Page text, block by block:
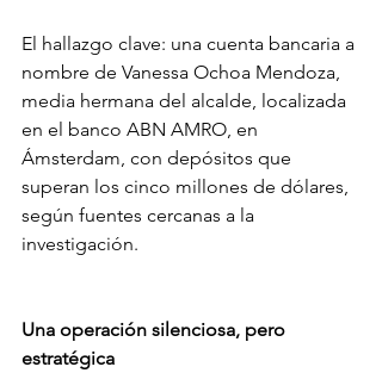
El hallazgo clave: una cuenta bancaria a
nombre de Vanessa Ochoa Mendoza,
media hermana del alcalde, localizada
en el banco ABN AMRO, en
Ámsterdam, con depósitos que
superan los cinco millones de dólares,
según fuentes cercanas a la
investigación.
Una operación silenciosa, pero
estratégica